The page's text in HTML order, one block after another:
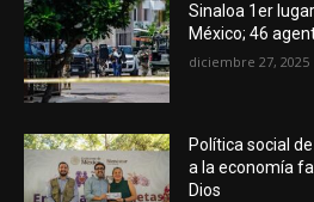
Sinaloa 1er
México; 46
diciembre 27, 2025
Política social
a la economía
Dios